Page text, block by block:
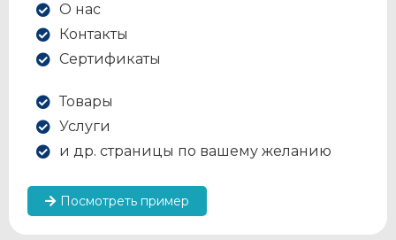
О нас
Контакты
Сертификаты
Товары
Услуги
и др. страницы по вашему желанию
Посмотреть пример